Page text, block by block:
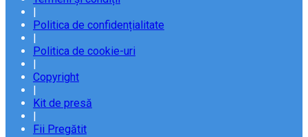
|
Politica de confidențialitate
|
Politica de cookie-uri
|
Copyright
|
Kit de presă
|
Fii Pregătit